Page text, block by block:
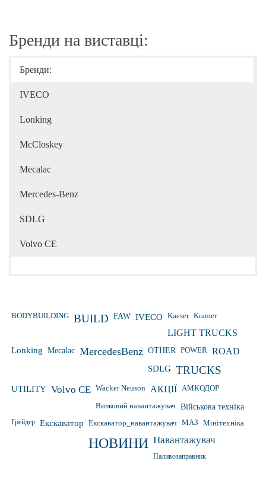
Бренди на виставці:
Бренди:
IVECO
Lonking
McCloskey
Mecalac
Mercedes-Benz
SDLG
Volvo CE
BODYBUILDING BUILD FAW IVECO Kaeser Kramer
LIGHT TRUCKS
Lonking Mecalac MercedesBenz OTHER POWER ROAD
SDLG TRUCKS
UTILITY Volvo CE Wacker Neuson АКЦІЇ АМКОДОР
Вилковий навантажувач Військова техніка
Грейдер Екскаватор Екскаватор_навантажувач МАЗ Мінітехніка
НОВИНИ Навантажувач
Паливозаправник